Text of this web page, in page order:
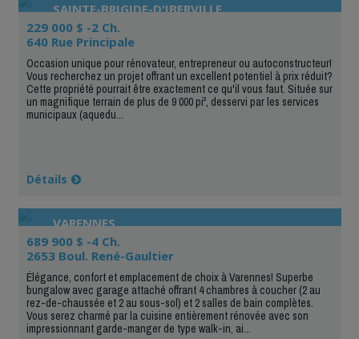
SAINTE-BRIGIDE-D'IBERVILLE
229 000 $ -2 Ch.
640 Rue Principale
Occasion unique pour rénovateur, entrepreneur ou autoconstructeur!
Vous recherchez un projet offrant un excellent potentiel à prix réduit?
Cette propriété pourrait être exactement ce qu'il vous faut. Située sur
un magnifique terrain de plus de 9 000 pi², desservi par les services
municipaux (aquedu...
Détails
VARENNES
689 900 $ -4 Ch.
2653 Boul. René-Gaultier
Élégance, confort et emplacement de choix à Varennes! Superbe
bungalow avec garage attaché offrant 4 chambres à coucher (2 au
rez-de-chaussée et 2 au sous-sol) et 2 salles de bain complètes.
Vous serez charmé par la cuisine entièrement rénovée avec son
impressionnant garde-manger de type walk-in, ai...